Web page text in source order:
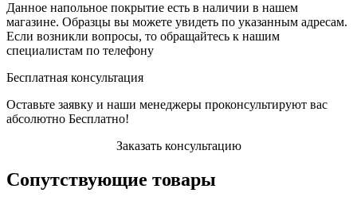
Данное напольное покрытие есть в наличии в нашем
магазине. Образцы вы можете увидеть по указанным адресам.
Если возникли вопросы, то обращайтесь к нашим
специалистам по телефону
Бесплатная консультация
Оставьте заявку и наши менеджеры проконсультируют вас
абсолютно Бесплатно!
Заказать консультацию
Сопутствующие товары